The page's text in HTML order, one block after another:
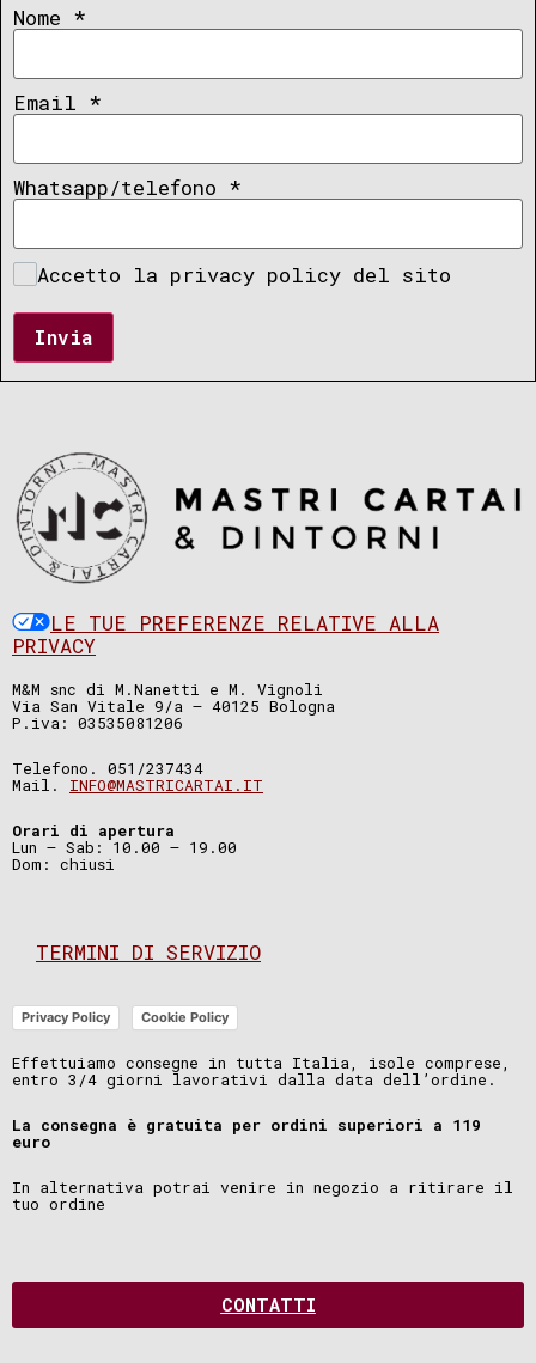
Nome *
Email *
Whatsapp/telefono *
Accetto la privacy policy del sito
Invia
LE TUE PREFERENZE RELATIVE ALLA
PRIVACY
M&M snc di M.Nanetti e M. Vignoli
Via San Vitale 9/a – 40125 Bologna
P.iva: 03535081206
Telefono. 051/237434
Mail. INFO@MASTRICARTAI.IT
Orari di apertura
Lun – Sab: 10.00 – 19.00
Dom: chiusi
TERMINI DI SERVIZIO
Privacy Policy Cookie Policy
Effettuiamo consegne in tutta Italia, isole comprese,
entro 3/4 giorni lavorativi dalla data dell’ordine.
La consegna è gratuita per ordini superiori a 119
euro
In alternativa potrai venire in negozio a ritirare il
tuo ordine
CONTATTI